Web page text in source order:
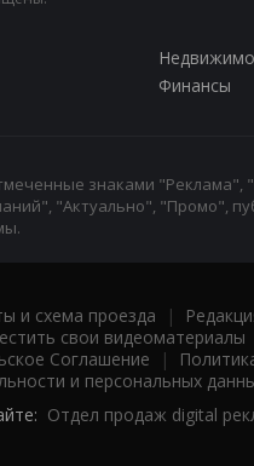
Финансы
знаками "Реклама",
"Актуально", "Промо",
и схема проезда |
свои видеоматериалы
Соглашение |
и персональных
Отдел продаж digital